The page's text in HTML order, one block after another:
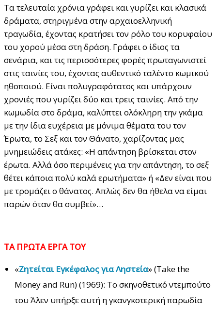
Τα τελευταία χρόνια γράφει και γυρίζει και κλασικά
δράματα, στηριγμένα στην αρχαιοελληνική
τραγωδία, έχοντας κρατήσει τον ρόλο του κορυφαίου
του χορού μέσα στη δράση. Γράφει ο ίδιος τα
σενάρια, και τις περισσότερες φορές πρωταγωνιστεί
στις ταινίες του, έχοντας αυθεντικό ταλέντο κωμικού
ηθοποιού. Είναι πολυγραφότατος και υπάρχουν
χρονιές που γυρίζει δύο και τρεις ταινίες. Από την
κωμωδία στο δράμα, καλύπτει ολόκληρη την γκάμα
με την ίδια ευχέρεια με μόνιμα θέματα του τον
Έρωτα, το Σεξ και τον Θάνατο, χαρίζοντας μας
μνημειώδεις ατάκες: «Η απάντηση βρίσκεται στον
έρωτα. Αλλά όσο περιμένεις για την απάντηση, το σεξ
θέτει κάποια πολύ καλά ερωτήματα» ή «Δεν είναι που
με τρομάζει ο θάνατος. Απλώς δεν θα ήθελα να είμαι
παρών όταν θα συμβεί»…
ΤΑ ΠΡΩΤΑ ΕΡΓΑ ΤΟΥ
«Ζητείται Εγκέφαλος για Ληστεία» (Take the
Money and Run) (1969): Το σκηνοθετικό ντεμπούτο
του Άλεν υπήρξε αυτή η γκανγκστερική παρωδία